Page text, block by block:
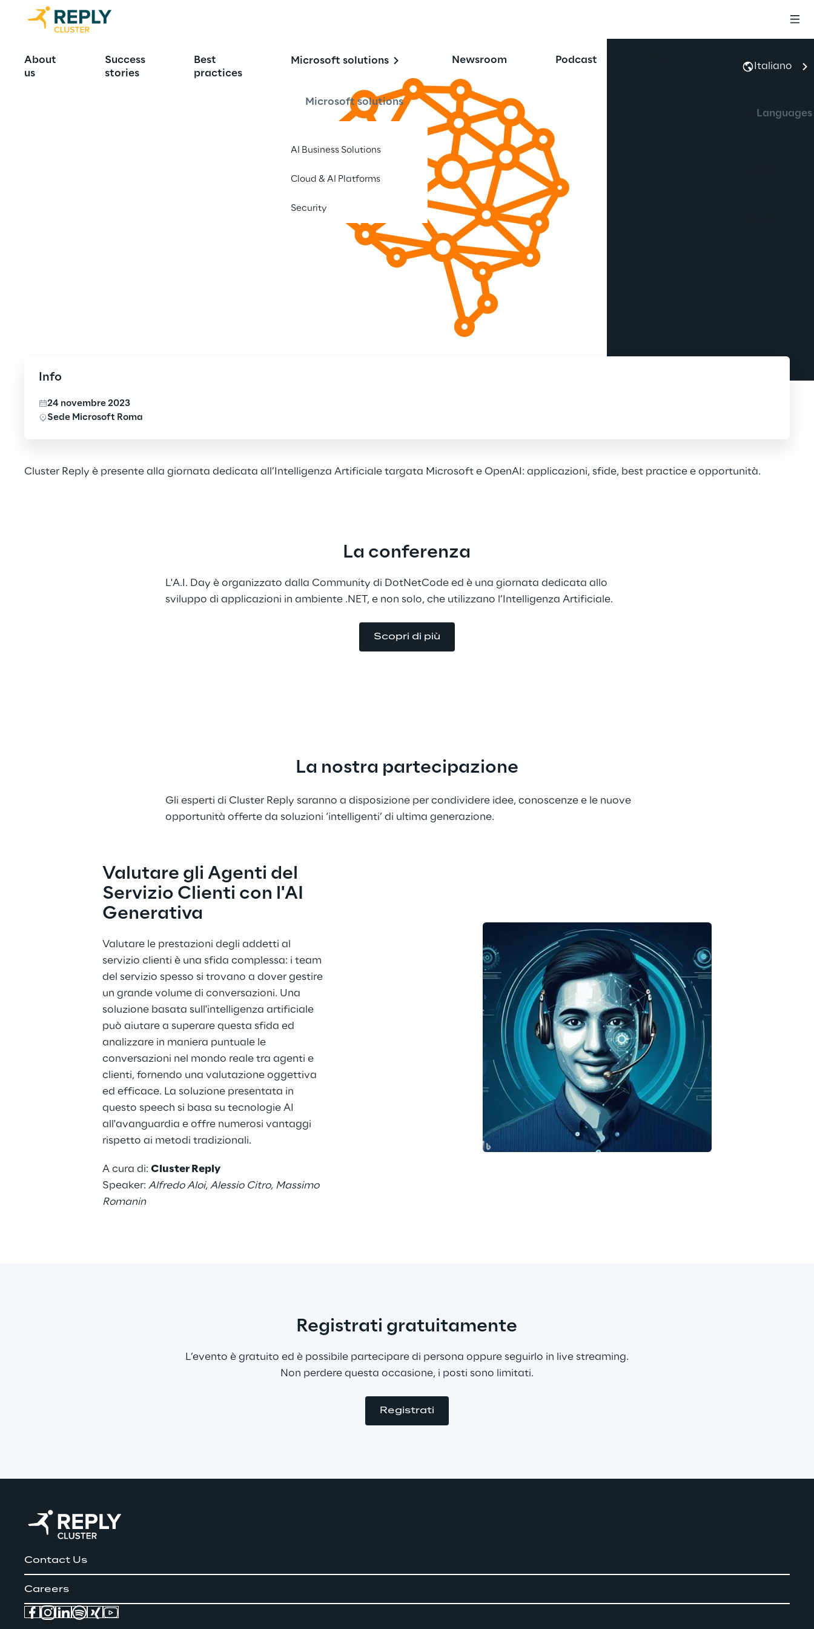
About
us
Success
stories
Best
practices
Microsoft solutions
Microsoft solutions
AI Business Solutions
Cloud & AI Platforms
Security
Newsroom Podcast
Italiano
Languages
A.I. Day Conference 2023
Cluster Reply è presente alla giornata dedicata all’Intelligenza Artificiale targata Microsoft e OpenAI: applicazioni, sfide, best practice e opportunità.
Info
24 novembre 2023
Sede Microsoft Roma
La conferenza
L'A.I. Day è organizzato dalla Community di DotNetCode ed è una giornata dedicata allo
sviluppo di applicazioni in ambiente .NET, e non solo, che utilizzano l’Intelligenza Artificiale.
Scopri di più
La nostra partecipazione
Gli esperti di Cluster Reply saranno a disposizione per condividere idee, conoscenze e le nuove
opportunità offerte da soluzioni ‘intelligenti’ di ultima generazione.
Valutare gli Agenti del
Servizio Clienti con l'AI
Generativa
Valutare le prestazioni degli addetti al
servizio clienti è una sfida complessa: i team
del servizio spesso si trovano a dover gestire
un grande volume di conversazioni. Una
soluzione basata sull'intelligenza artificiale
può aiutare a superare questa sfida ed
analizzare in maniera puntuale le
conversazioni nel mondo reale tra agenti e
clienti, fornendo una valutazione oggettiva
ed efficace. La soluzione presentata in
questo speech si basa su tecnologie AI
all'avanguardia e offre numerosi vantaggi
rispetto ai metodi tradizionali.
A cura di: Cluster Reply
Speaker: Alfredo Aloi, Alessio Citro, Massimo
Romanin
Registrati gratuitamente
L’evento è gratuito ed è possibile partecipare di persona oppure seguirlo in live streaming.
Non perdere questa occasione, i posti sono limitati.
Registrati
Contact Us
Careers